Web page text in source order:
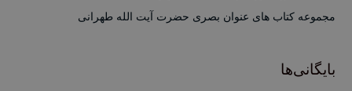
مجموعه کتاب های عنوان بصری حضرت آیت الله طهرانی
بایگانی‌ها